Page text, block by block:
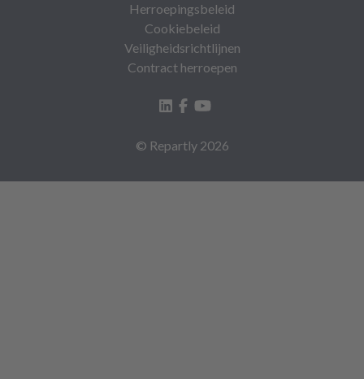
Herroepingsbeleid
Cookiebeleid
Veiligheidsrichtlijnen
Contract herroepen
© Repartly 2026